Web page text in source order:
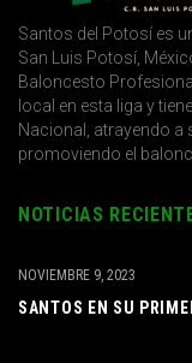
Santos del Potosí es
San Luis Potosí,
Baloncesto
local en esta liga y
Nacional, atrayendo
promoviendo el
NOTICIAS
SANTOS EN SU
NOVIEMBRE 9, 2023